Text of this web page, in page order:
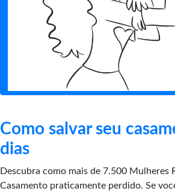
Como salvar seu
dias
Descubra como mais de 7.500 Mulheres
Casamento praticamente perdido. Se